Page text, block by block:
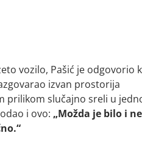
vozilo, Pašić je odgovorio
izvan prostorija
prilikom slučajno sreli u
i ovo: „Možda je bilo i